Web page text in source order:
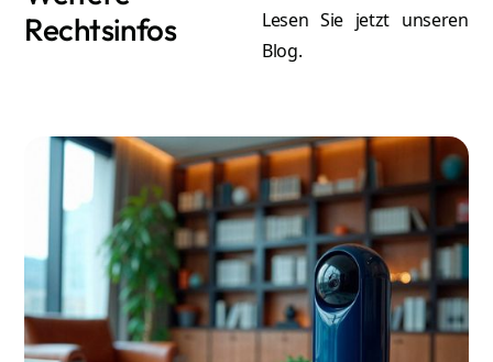
Mehr erfahren
Rechtsinfos
Lesen Sie jetzt unseren
Blog.